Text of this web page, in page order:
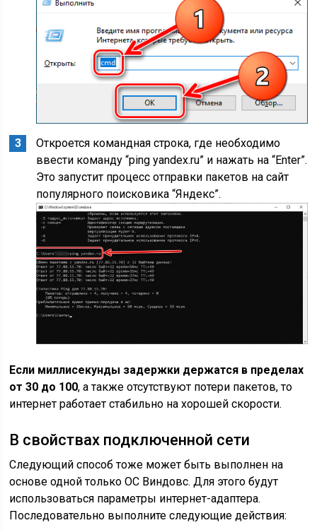
Откроется командная строка, где необходимо
ввести команду “ping yandex.ru” и нажать на “Enter”.
Это запустит процесс отправки пакетов на сайт
популярного поисковика “Яндекс”.
Если миллисекунды задержки держатся в пределах
от 30 до 100, а также отсутствуют потери пакетов, то
интернет работает стабильно на хорошей скорости.
В свойствах подключенной сети
Следующий способ тоже может быть выполнен на
основе одной только ОС Виндовс. Для этого будут
использоваться параметры интернет-адаптера.
Последовательно выполните следующие действия: